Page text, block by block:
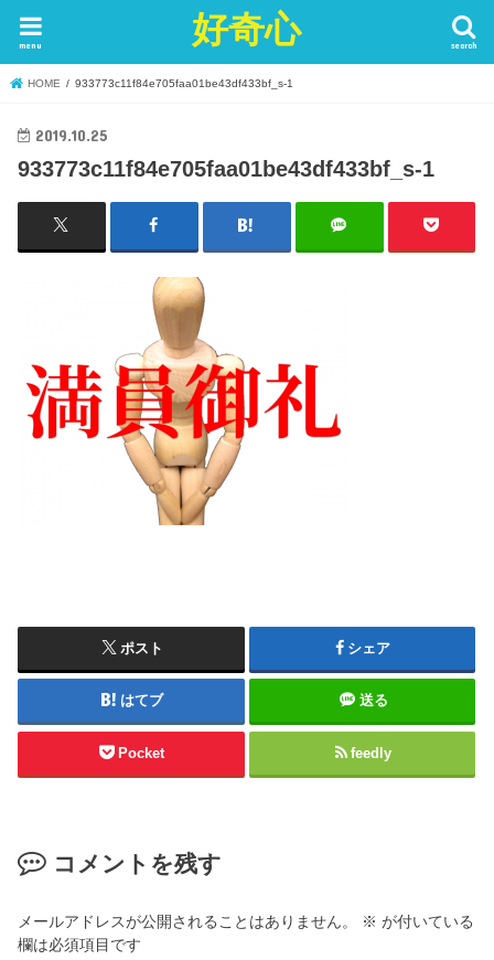
好奇心 search
menu
HOME 933773c11f84e705faa01be43df433bf_s-1
2019.10.25
933773c11f84e705faa01be43df433bf_s-1
ポスト シェア
はてブ 送る
Pocket feedly
コメントを残す
メールアドレスが公開されることはありません。 ※ が付いている
欄は必須項目です